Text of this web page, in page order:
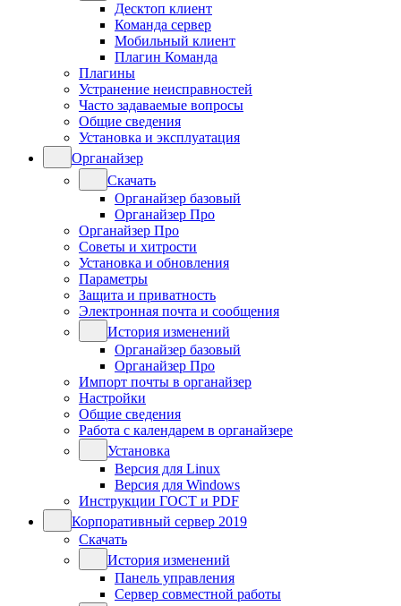
Десктоп клиент
Команда сервер
Мобильный клиент
Плагин Команда
Плагины
Устранение неисправностей
Часто задаваемые вопросы
Общие сведения
Установка и эксплуатация
Органайзер
Скачать
Органайзер базовый
Органайзер Про
Органайзер Про
Советы и хитрости
Установка и обновления
Параметры
Защита и приватность
Электронная почта и сообщения
История изменений
Органайзер базовый
Органайзер Про
Импорт почты в органайзер
Настройки
Общие сведения
Работа с календарем в органайзере
Установка
Версия для Linux
Версия для Windows
Инструкции ГОСТ и PDF
Корпоративный сервер 2019
Скачать
История изменений
Панель управления
Сервер совместной работы